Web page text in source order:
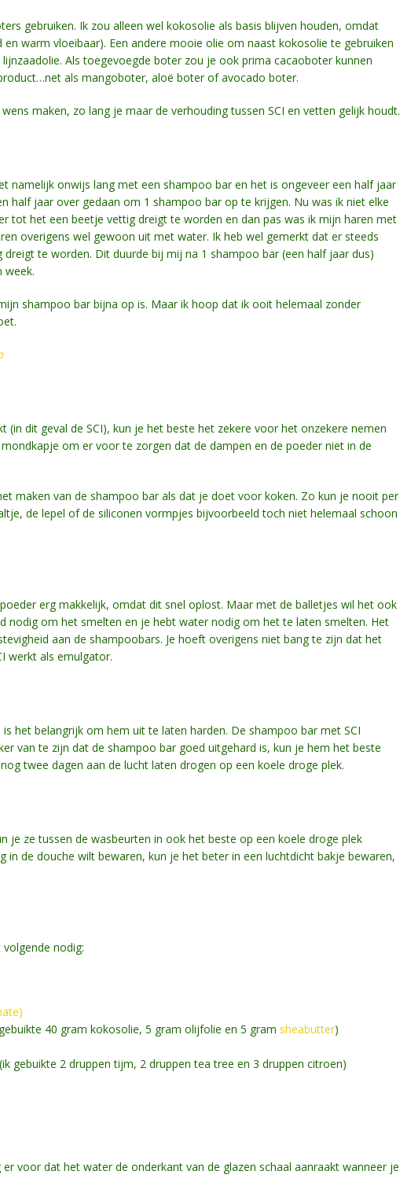
gebruiken. Ik zou alleen wel kokosolie als basis blijven houden, omdat
warm vloeibaar). Een andere mooie olie om naast kokosolie te gebruiken
Als toegevoegde boter zou je ook prima cacaoboter kunnen
als mangoboter, aloë boter of avocado boter.
maken, zo lang je maar de verhouding tussen SCI en vetten gelijk houdt.
namelijk onwijs lang met een shampoo bar en het is ongeveer een half jaar
half jaar over gedaan om 1 shampoo bar op te krijgen. Nu was ik niet elke
tot het een beetje vettig dreigt te worden en dan pas was ik mijn haren met
overigens wel gewoon uit met water. Ik heb wel gemerkt dat er steeds
te worden. Dit duurde bij mij na 1 shampoo bar (een half jaar dus)
week.
shampoo bar bijna op is. Maar ik hoop dat ik ooit helemaal zonder
(in dit geval de SCI), kun je het beste het zekere voor het onzekere nemen
om er voor te zorgen dat de dampen en de poeder niet in de
maken van de shampoo bar als dat je doet voor koken. Zo kun je nooit per
de lepel of de siliconen vormpjes bijvoorbeeld toch niet helemaal schoon
erg makkelijk, omdat dit snel oplost. Maar met de balletjes wil het ook
nodig om het smelten en je hebt water nodig om het te laten smelten. Het
aan de shampoobars. Je hoeft overigens niet bang te zijn dat het
werkt als emulgator.
het belangrijk om hem uit te laten harden. De shampoo bar met SCI
van te zijn dat de shampoo bar goed uitgehard is, kun je hem het beste
twee dagen aan de lucht laten drogen op een koele droge plek.
je ze tussen de wasbeurten in ook het beste op een koele droge plek
in de douche wilt bewaren, kun je het beter in een luchtdicht bakje bewaren,
nodig:
40 gram kokosolie, 5 gram olijfolie en 5 gram sheabutter)
gebuikte 2 druppen tijm, 2 druppen tea tree en 3 druppen citroen)
voor dat het water de onderkant van de glazen schaal aanraakt wanneer je